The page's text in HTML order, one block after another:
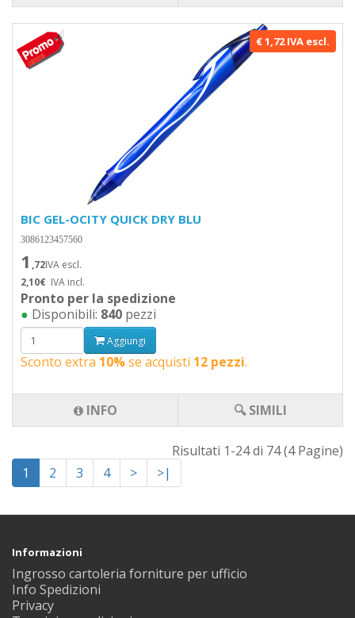
€ 1,72 IVA escl.
BIC GEL-OCITY QUICK DRY BLU
3086123457560
1 ,72IVA escl.
2,10€ IVA incl.
Pronto per la spedizione
● Disponibili: 840 pezzi
Aggiungi
Sconto extra 10%se acquisti 12 pezzi.
INFO 🔍 SIMILI
1 2 3 4 > >|
Risultati 1-24 di 74 (4 Pagine)
Informazioni
Ingrosso cartoleria forniture per ufficio
Info Spedizioni
Privacy